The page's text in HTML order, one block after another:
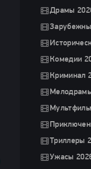
Драмы
Комедии
Криминал
Триллеры
Ужасы